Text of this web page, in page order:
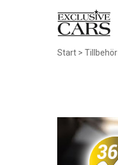
Start > Tillbehör